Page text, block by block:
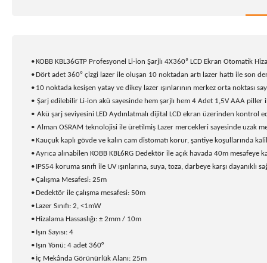
•KOBB KBL36GTP Profesyonel Li-ion Şarjlı 4X360⁰ LCD Ekran Otomatik
•Dört adet 360⁰ çizgi lazer ile oluşan 10 noktadan artı lazer hattı ile son
• 10 noktada kesişen yatay ve dikey lazer ışınlarının merkez orta noktası
• Şarj edilebilir Li-ion akü sayesinde hem şarjlı hem 4 Adet 1,5V AAA
• Akü şarj seviyesini LED Aydınlatmalı dijital LCD ekran üzerinden kontrol
• Alman OSRAM teknolojisi ile üretilmiş Lazer mercekleri sayesinde uzak
•Kauçuk kaplı gövde ve kalın cam distomatı korur, şantiye koşullarında
•Ayrıca alınabilen KOBB KBL6RG Dedektör ile açık havada 40m
• IPS54 koruma sınıfı ile UV ışınlarına, suya, toza, darbeye karşı dayanıklı
•Çalışma Mesafesi: 25m
•Dedektör ile çalışma mesafesi: 50m
•Lazer Sınıfı: 2, <1mW
• Hizalama Hassaslığı: ± 2mm / 10m
• Işın Sayısı: 4
• Işın Yönü: 4 adet 360°
• İç Mekânda Görünürlük Alanı: 25m